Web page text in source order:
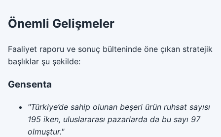
Önemli Gelişmeler
Faaliyet raporu ve sonuç bülteninde öne çıkan stratejik
başlıklar şu şekilde:
Gensenta
"Türkiye’de sahip olunan beşeri ürün ruhsat sayısı
195 iken, uluslararası pazarlarda da bu sayı 97
olmuştur."